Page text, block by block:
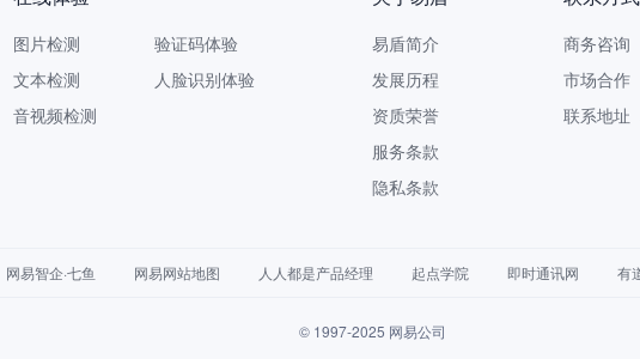
图片检测
文本检测
音视频检测
验证码体验
人脸识别体验
易盾简介
发展历程
资质荣誉
服务条款
隐私条款
商务咨询
市场合作
联系地址
网易智企·七鱼 网易网站地图 人人都是产品经理 起点学院 即时通讯网 有
© 1997-2025 网易公司